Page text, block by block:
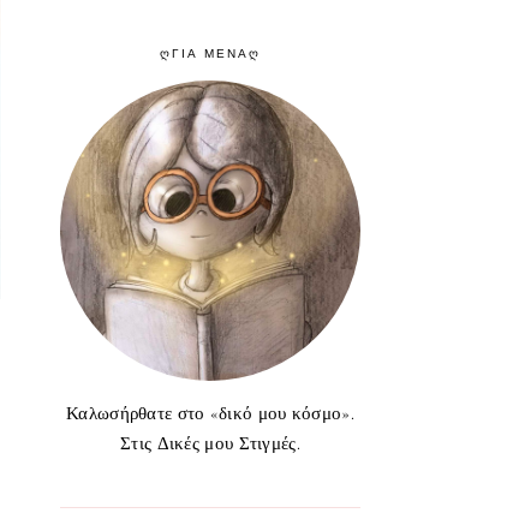
ᲦΓΙΑ ΜΕΝΑᲦ
Καλωσήρθατε στο «δικό μου κόσμο».
Στις Δικές μου Στιγμές.